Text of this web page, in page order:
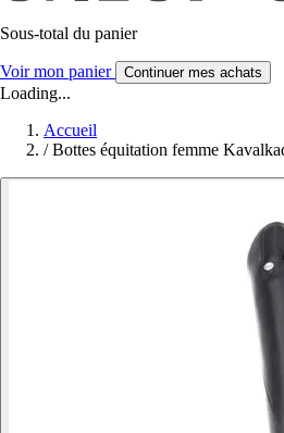
Sous-total du panier
Voir mon panier Continuer mes achats
Loading...
Accueil
/ Bottes équitation femme